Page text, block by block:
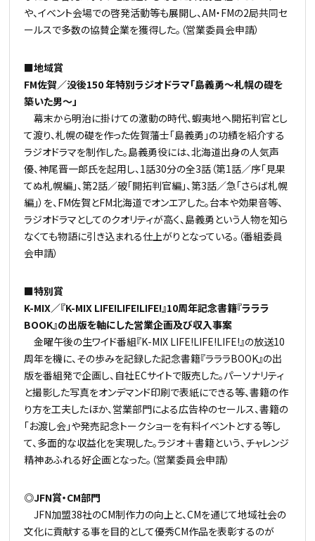
や、イベント会場での啓発活動等も展開し、AM・FMの2局共同セ
ールスで多数の協賛企業を獲得した。（営業委員会申請）
■地域賞
FM佐賀／没後150 年特別ラジオドラマ「島義勇～札幌の礎を
築いた男～」
幕末から明治に掛けての激動の時代、蝦夷地へ開拓判官とし
て渡り、札幌の礎を作った佐賀藩士「島義勇」の功績を紹介する
ラジオドラマを制作した。島義勇役には、北海道出身の人気声
優、神尾晋一郎氏を起用し、1話30分の全3話（第1話／序「見果
てぬ札幌編」、第2話／破「開拓判官編」、第3話／急「さらば札幌
編」）を、FM佐賀とFM北海道でオンエアした。台本や効果音等、
ラジオドラマとしてのクオリティが高く、島義勇という人物を知ら
なくても物語に引き込まれる仕上がりとなっている。（番組委員
会申請）
■特別賞
K-MIX／『K-MIX LIFE!LIFE!LIFE!』10周年記念書籍『ラララ
BOOK』の出版を軸にした営業企画及び収入事案
金曜午後の生ワイド番組『K-MIX LIFE!LIFE!LIFE!』の放送10
周年を機に、その歩みを記録した記念書籍『ラララBOOK』の出
版を番組発で企画し、自社ECサイトで販売した。パーソナリティ
と撮影した写真をオンデマンド印刷で表紙にできる等、書籍の作
り方を工夫したほか、営業部門による広告枠のセールス、書籍の
「お渡し会」や発売記念トークショーを有料イベントとする等し
て、多面的な収益化を実現した。ラジオ＋書籍という、チャレンジ
精神あふれる好企画となった。（営業委員会申請）
◎JFN賞・CM部門
JFN加盟38社のCM制作力の向上と、CMを通じて地域社会の
文化に貢献する事を目的として優秀CM作品を表彰するのが